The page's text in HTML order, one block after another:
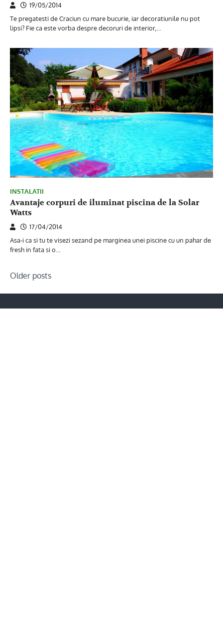
19/05/2014
Te pregatesti de Craciun cu mare bucurie, iar decoratiunile nu pot
lipsi? Fie ca este vorba despre decoruri de interior,…
INSTALATII
Avantaje corpuri de iluminat piscina de la Solar
Watts
17/04/2014
Asa-i ca si tu te visezi sezand pe marginea unei piscine cu un pahar de
fresh in fata si o…
Posts
navigation
Older posts